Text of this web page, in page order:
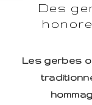
Des
Les gerbes